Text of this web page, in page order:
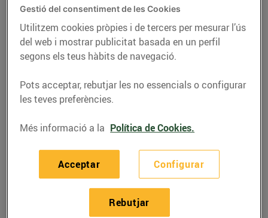
Preparem la Diada de Sant Jordi!
20/d’abril/2016
Segurament saps d'on ve la tradició de regalar
roses per Sant Jordi, però saps per què es
regalen...
LLEGIR MÉS
Gestió del consentiment de les Cookies
Utilitzem cookies pròpies i de tercers per mesurar l’ús
del web i mostrar publicitat basada en un perfil
segons els teus hàbits de navegació.
Pots acceptar, rebutjar les no essencials o configurar
les teves preferències.
Més informació a la Política de Cookies.
Configurar
Rebutjar
Acceptar